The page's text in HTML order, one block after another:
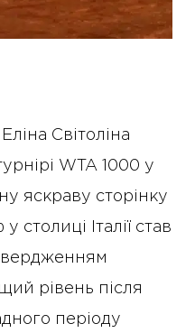
Світоліна
WTA 1000 у
яскраву сторінку
столиці Італії став
рівень після
періоду